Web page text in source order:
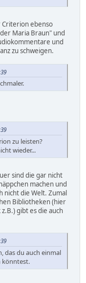
Criterion ebenso
Maria Braun" und
und
zu schweigen.
zu leisten?
wieder...
sind die gar nicht
machen und
nicht die Welt. Zumal
Bibliotheken (hier
gibt es die auch
das du auch einmal
könntest.